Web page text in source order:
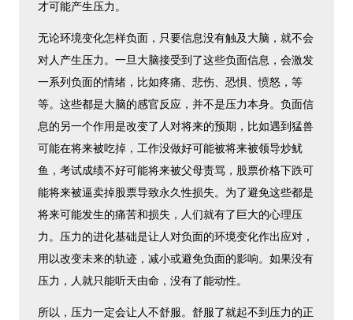
才可能产生压力。
无论环境变化怎样负面，只要信息没有触及大脑，就不会
对人产生压力。一旦大脑接受到了这些负面信息，会激发
一系列负面的情绪，比如疼痛、悲伤、恐惧、愤怒，等
等。这些都是大脑的感官反应，并不是压力本身。负面信
息的另一个作用是改变了人对将来的预期，比如遇到猛兽
可能在将来被吃掉，工作没做好可能被将来被领导炒鱿
鱼，考试成绩不好可能将来被父母责骂，股票价格下跌可
能将来被逼卖掉股票导致永久性损失。为了避免这些都是
将来可能发生的痛苦和损失，人们就有了巨大的心理压
力。压力的进化基础是让人对负面的环境变化作出应对，
用以改变未来的轨迹，减小或避免负面的影响。如果没有
压力，人就只能听天由命，没有了能动性。
所以，压力一定会让人不舒服。舒服了就起不到压力的正